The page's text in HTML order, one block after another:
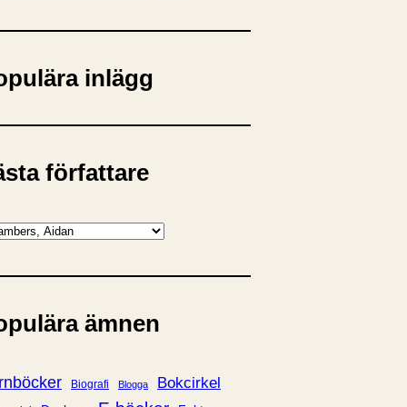
inlägg
författare
ämnen
Biografi Blogga Bokcirkel